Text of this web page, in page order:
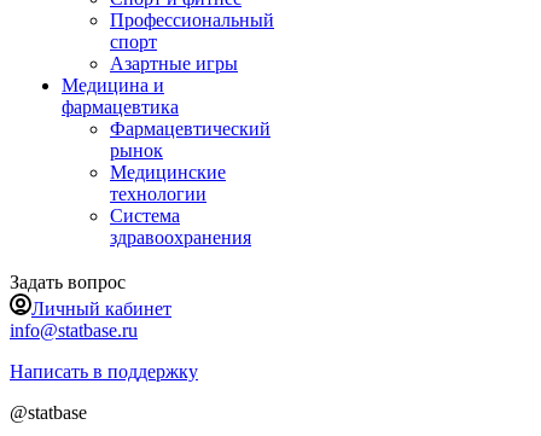
Профессиональный
спорт
Азартные игры
Медицина и
фармацевтика
Фармацевтический
рынок
Медицинские
технологии
Система
здравоохранения
Задать вопрос
Личный кабинет
info@statbase.ru
Написать в поддержку
@statbase